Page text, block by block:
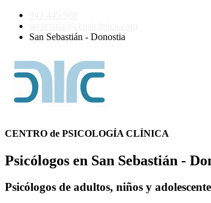
San Sebastián - Donostia
CENTRO de PSICOLOGÍA CLÍNICA
Psicólogos en San Sebastián -
Psicólogos de adultos, niños y